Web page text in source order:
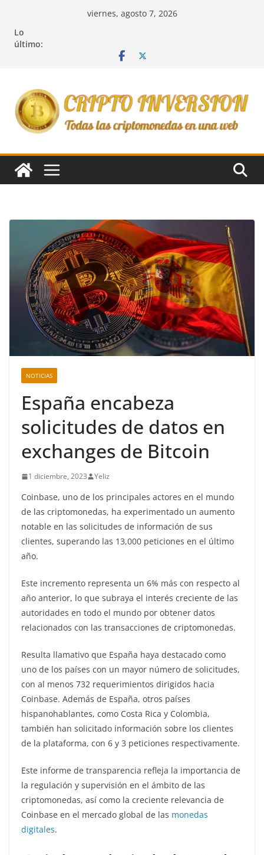
contenido
viernes, agosto 7, 2026
Lo
último:
NOTICIAS
España encabeza
solicitudes de datos en
exchanges de Bitcoin
1 diciembre, 2023 Yeliz
Coinbase, uno de los principales actores en el mundo
de las criptomonedas, ha experimentado un aumento
notable en las solicitudes de información de sus
clientes, superando las 13,000 peticiones en el último
año.
Este incremento representa un 6% más con respecto al
año anterior, lo que subraya el interés creciente de las
autoridades en todo el mundo por obtener datos
relacionados con las transacciones de criptomonedas.
Resulta llamativo que España haya destacado como
uno de los países con un mayor número de solicitudes,
con al menos 732 requerimientos dirigidos hacia
Coinbase. Además de España, otros países
hispanohablantes, como Costa Rica y Colombia,
también han solicitado información sobre los clientes
de la plataforma, con 6 y 3 peticiones respectivamente.
Este informe de transparencia refleja la importancia de
la regulación y supervisión en el ámbito de las
criptomonedas, así como la creciente relevancia de
Coinbase en el mercado global de las monedas
digitales.